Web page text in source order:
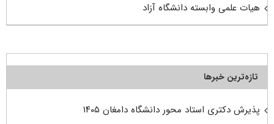
هیات علمی وابسته دانشگاه آزاد
تازه‌ترین خبرها
پذیرش دکتری استاد محور دانشگاه دامغان ۱۴۰۵